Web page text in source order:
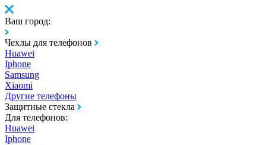
Ваш город:
Чехлы для телефонов
Huawei
Iphone
Samsung
Xiaomi
Другие телефоны
Защитные стекла
Для телефонов:
Huawei
Iphone